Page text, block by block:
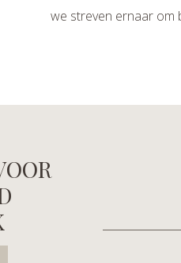
we streven ernaar om